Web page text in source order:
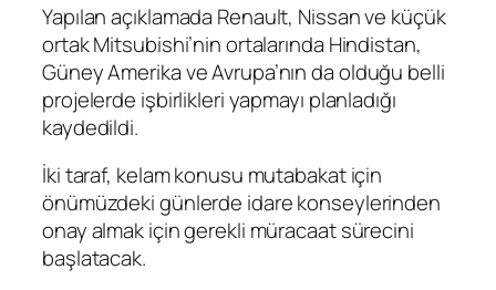
Yapılan açıklamada Renault, Nissan ve küçük
ortak Mitsubishi’nin ortalarında Hindistan,
Güney Amerika ve Avrupa’nın da olduğu belli
projelerde işbirlikleri yapmayı planladığı
kaydedildi.
İki taraf, kelam konusu mutabakat için
önümüzdeki günlerde idare konseylerinden
onay almak için gerekli müracaat sürecini
başlatacak.